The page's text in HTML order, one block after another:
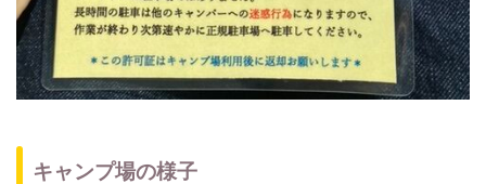
キャンプ場の様子